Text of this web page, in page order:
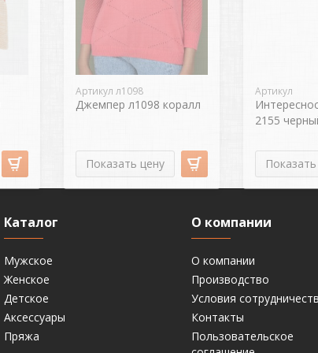
Артикул л1098
Джемпер л1098 коралл
Показать цену
Артикул
2155
Каталог
Мужское
Женское
Детское
Аксессуары
Пряжа
О компании
О компании
Производство
Условия
Контакты
Пользовательское